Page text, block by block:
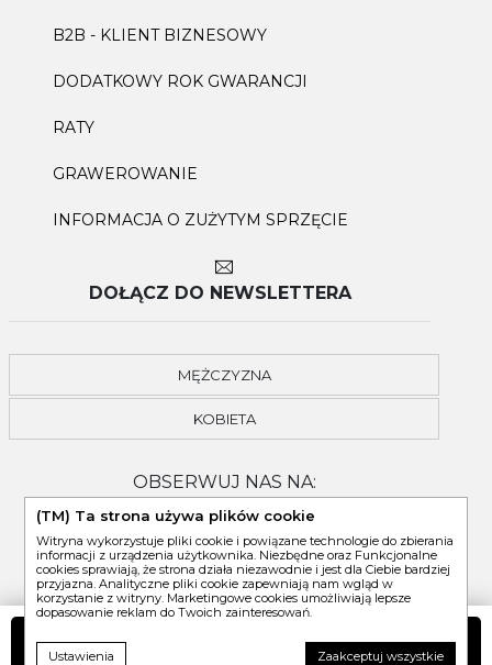
DO KOSZYKA
B2B - KLIENT BIZNESOWY
DODATKOWY ROK GWARANCJI
RATY
GRAWEROWANIE
INFORMACJA O ZUŻYTYM SPRZĘCIE
DOŁĄCZ DO NEWSLETTERA
MĘŻCZYZNA
KOBIETA
OBSERWUJ NAS NA:
(TM) Ta strona używa plików cookie
Witryna wykorzystuje pliki cookie i powiązane technologie do zbierania
informacji z urządzenia użytkownika. Niezbędne oraz Funkcjonalne
cookies sprawiają, że strona działa niezawodnie i jest dla Ciebie bardziej
przyjazna. Analityczne pliki cookie zapewniają nam wgląd w
korzystanie z witryny. Marketingowe cookies umożliwiają lepsze
dopasowanie reklam do Twoich zainteresowań.
Ustawienia Zaakceptuj wszystkie